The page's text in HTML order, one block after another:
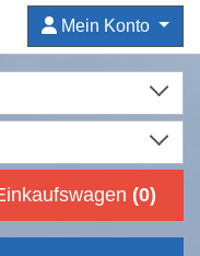
Mein Konto
(0)